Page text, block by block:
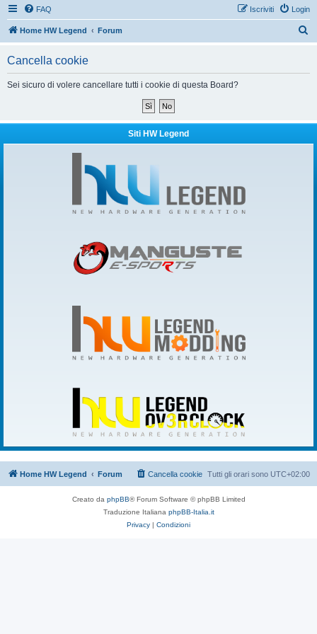
FAQ Login
Iscriviti
Home HW Legend Forum
Cancella cookie
Sei sicuro di volere cancellare tutti i cookie di questa Board?
Siti HW Legend
Home HW Legend Forum Tutti gli orari sono UTC+02:00
Cancella cookie
Creato da phpBB® Forum Software © phpBB Limited
Traduzione Italiana phpBB-Italia.it
Privacy | Condizioni